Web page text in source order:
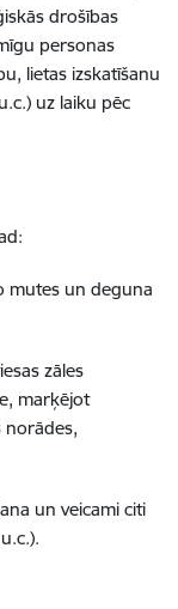
drošības
personas
lietas izskatīšanu
uz laiku pēc
mutes un deguna
zāles
marķējot
norādes,
un veicami citi